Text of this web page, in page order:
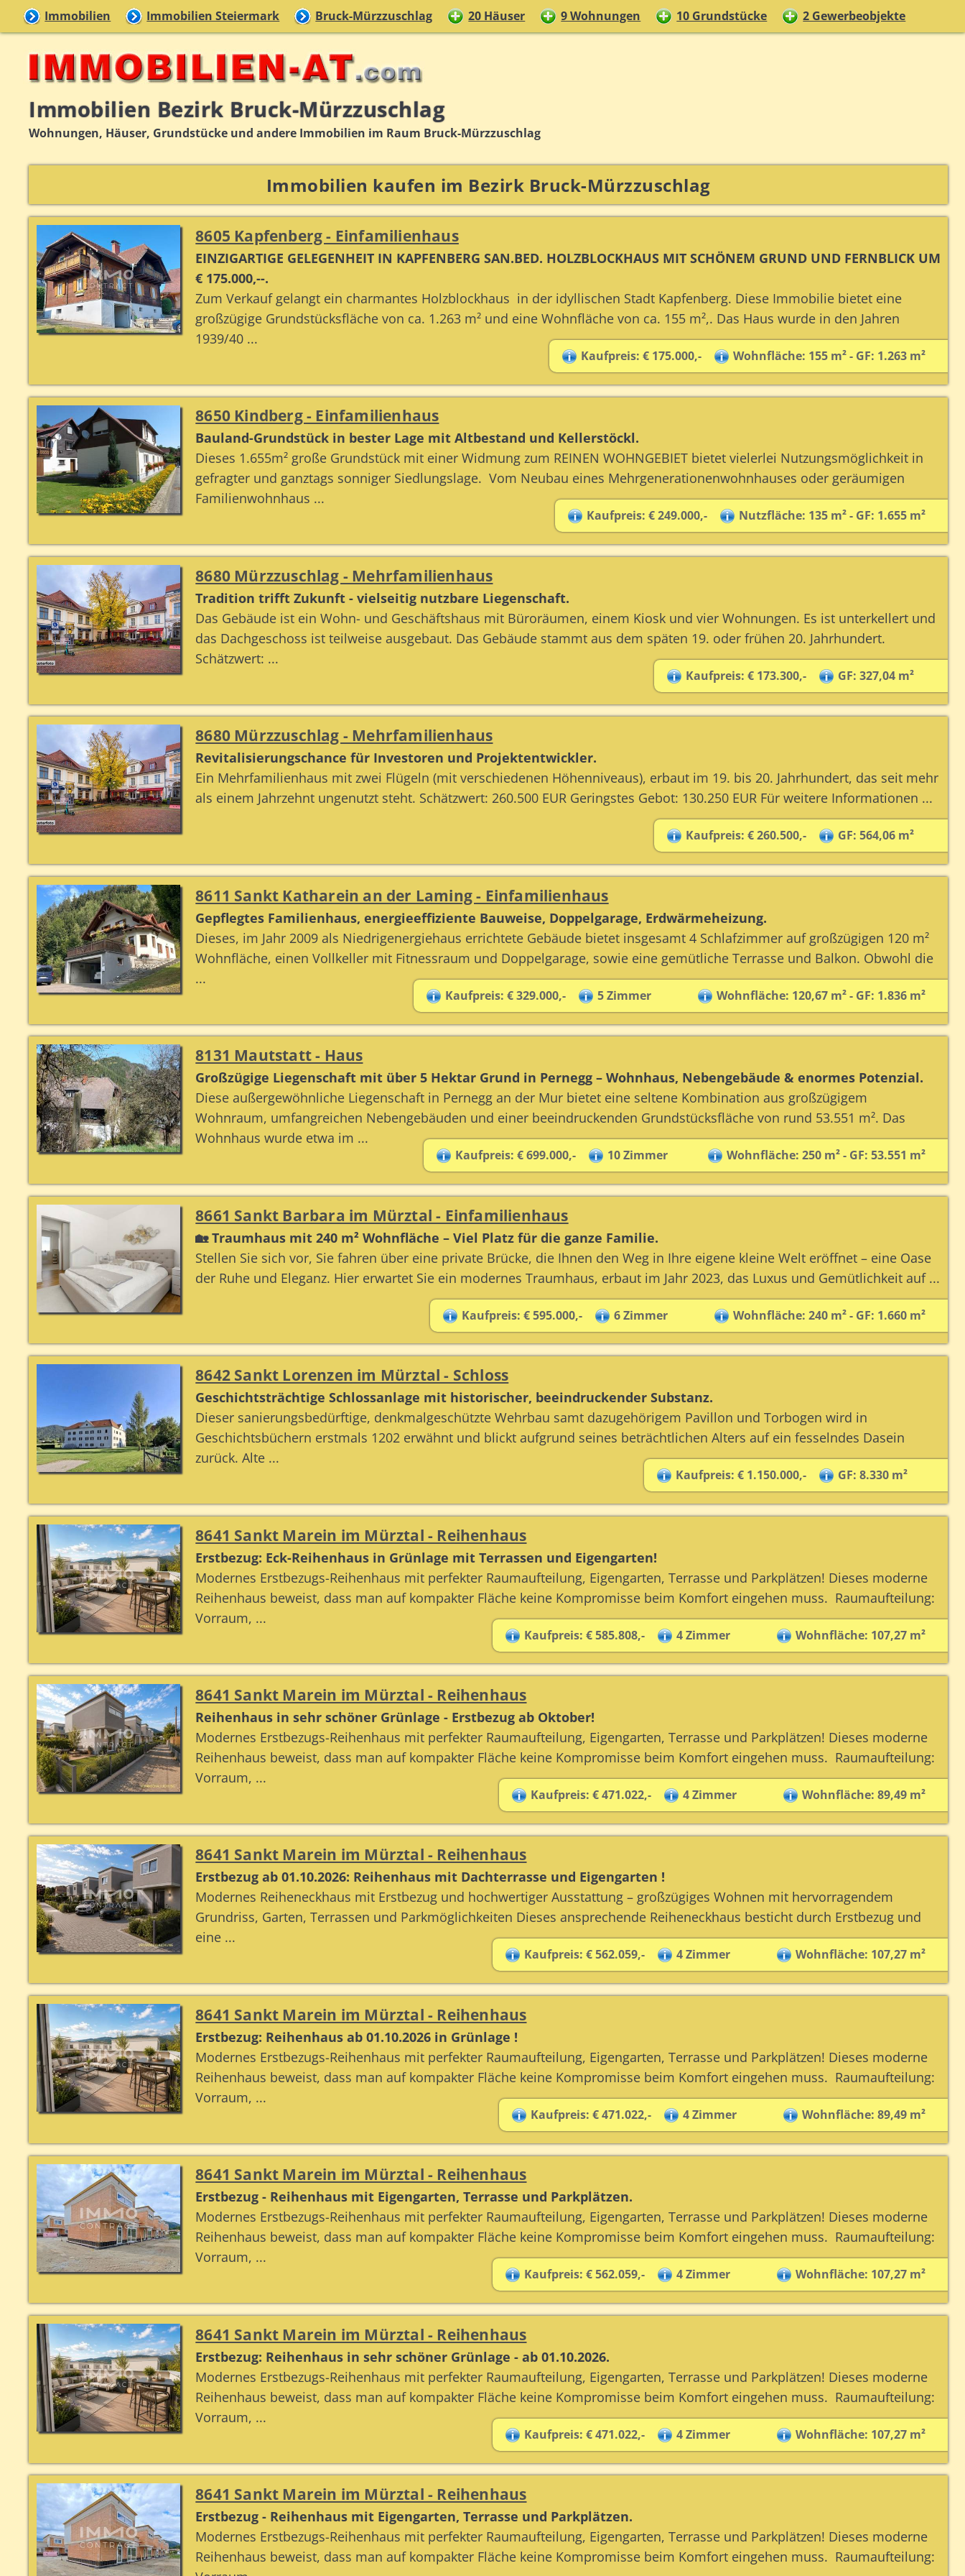
Immobilien Immobilien Steiermark Bruck-Mürzzuschlag 20 Häuser 9 Wohnungen 10 Grundstücke 2 Gewerbeobjekte
Immobilien Bezirk Bruck-Mürzzuschlag
Wohnungen, Häuser, Grundstücke und andere Immobilien im Raum Bruck-Mürzzuschlag
Immobilien kaufen im Bezirk Bruck-Mürzzuschlag
8605 Kapfenberg - Einfamilienhaus
EINZIGARTIGE GELEGENHEIT IN KAPFENBERG SAN.BED. HOLZBLOCKHAUS MIT SCHÖNEM GRUND UND FERNBLICK UM
€ 175.000,--.
Zum Verkauf gelangt ein charmantes Holzblockhaus in der idyllischen Stadt Kapfenberg. Diese Immobilie bietet eine
großzügige Grundstücksfläche von ca. 1.263 m² und eine Wohnfläche von ca. 155 m²,. Das Haus wurde in den Jahren
1939/40 ...
Kaufpreis: € 175.000,- Wohnfläche: 155 m² - GF: 1.263 m²
8650 Kindberg - Einfamilienhaus
Bauland-Grundstück in bester Lage mit Altbestand und Kellerstöckl.
Dieses 1.655m² große Grundstück mit einer Widmung zum REINEN WOHNGEBIET bietet vielerlei Nutzungsmöglichkeit in
gefragter und ganztags sonniger Siedlungslage. Vom Neubau eines Mehrgenerationenwohnhauses oder geräumigen
Familienwohnhaus ...
Kaufpreis: € 249.000,- Nutzfläche: 135 m² - GF: 1.655 m²
8680 Mürzzuschlag - Mehrfamilienhaus
Tradition trifft Zukunft - vielseitig nutzbare Liegenschaft.
Das Gebäude ist ein Wohn- und Geschäftshaus mit Büroräumen, einem Kiosk und vier Wohnungen. Es ist unterkellert und
das Dachgeschoss ist teilweise ausgebaut. Das Gebäude stammt aus dem späten 19. oder frühen 20. Jahrhundert.
Schätzwert: ...
Kaufpreis: € 173.300,- GF: 327,04 m²
8680 Mürzzuschlag - Mehrfamilienhaus
Revitalisierungschance für Investoren und Projektentwickler.
Ein Mehrfamilienhaus mit zwei Flügeln (mit verschiedenen Höhenniveaus), erbaut im 19. bis 20. Jahrhundert, das seit mehr
als einem Jahrzehnt ungenutzt steht. Schätzwert: 260.500 EUR Geringstes Gebot: 130.250 EUR Für weitere Informationen ...
Kaufpreis: € 260.500,- GF: 564,06 m²
8611 Sankt Katharein an der Laming - Einfamilienhaus
Gepflegtes Familienhaus, energieeffiziente Bauweise, Doppelgarage, Erdwärmeheizung.
Dieses, im Jahr 2009 als Niedrigenergiehaus errichtete Gebäude bietet insgesamt 4 Schlafzimmer auf großzügigen 120 m²
Wohnfläche, einen Vollkeller mit Fitnessraum und Doppelgarage, sowie eine gemütliche Terrasse und Balkon. Obwohl die
...
Kaufpreis: € 329.000,- 5 Zimmer Wohnfläche: 120,67 m² - GF: 1.836 m²
8131 Mautstatt - Haus
Großzügige Liegenschaft mit über 5 Hektar Grund in Pernegg – Wohnhaus, Nebengebäude & enormes Potenzial.
Diese außergewöhnliche Liegenschaft in Pernegg an der Mur bietet eine seltene Kombination aus großzügigem
Wohnraum, umfangreichen Nebengebäuden und einer beeindruckenden Grundstücksfläche von rund 53.551 m². Das
Wohnhaus wurde etwa im ...
Kaufpreis: € 699.000,- 10 Zimmer Wohnfläche: 250 m² - GF: 53.551 m²
8661 Sankt Barbara im Mürztal - Einfamilienhaus
🏡 Traumhaus mit 240 m² Wohnfläche – Viel Platz für die ganze Familie.
Stellen Sie sich vor, Sie fahren über eine private Brücke, die Ihnen den Weg in Ihre eigene kleine Welt eröffnet – eine Oase
der Ruhe und Eleganz. Hier erwartet Sie ein modernes Traumhaus, erbaut im Jahr 2023, das Luxus und Gemütlichkeit auf ...
Kaufpreis: € 595.000,- 6 Zimmer Wohnfläche: 240 m² - GF: 1.660 m²
8642 Sankt Lorenzen im Mürztal - Schloss
Geschichtsträchtige Schlossanlage mit historischer, beeindruckender Substanz.
Dieser sanierungsbedürftige, denkmalgeschützte Wehrbau samt dazugehörigem Pavillon und Torbogen wird in
Geschichtsbüchern erstmals 1202 erwähnt und blickt aufgrund seines beträchtlichen Alters auf ein fesselndes Dasein
zurück. Alte ...
Kaufpreis: € 1.150.000,- GF: 8.330 m²
8641 Sankt Marein im Mürztal - Reihenhaus
Erstbezug: Eck-Reihenhaus in Grünlage mit Terrassen und Eigengarten!
Modernes Erstbezugs-Reihenhaus mit perfekter Raumaufteilung, Eigengarten, Terrasse und Parkplätzen! Dieses moderne
Reihenhaus beweist, dass man auf kompakter Fläche keine Kompromisse beim Komfort eingehen muss. Raumaufteilung:
Vorraum, ...
Kaufpreis: € 585.808,- 4 Zimmer Wohnfläche: 107,27 m²
8641 Sankt Marein im Mürztal - Reihenhaus
Reihenhaus in sehr schöner Grünlage - Erstbezug ab Oktober!
Modernes Erstbezugs-Reihenhaus mit perfekter Raumaufteilung, Eigengarten, Terrasse und Parkplätzen! Dieses moderne
Reihenhaus beweist, dass man auf kompakter Fläche keine Kompromisse beim Komfort eingehen muss. Raumaufteilung:
Vorraum, ...
Kaufpreis: € 471.022,- 4 Zimmer Wohnfläche: 89,49 m²
8641 Sankt Marein im Mürztal - Reihenhaus
Erstbezug ab 01.10.2026: Reihenhaus mit Dachterrasse und Eigengarten !
Modernes Reiheneckhaus mit Erstbezug und hochwertiger Ausstattung – großzügiges Wohnen mit hervorragendem
Grundriss, Garten, Terrassen und Parkmöglichkeiten Dieses ansprechende Reiheneckhaus besticht durch Erstbezug und
eine ...
Kaufpreis: € 562.059,- 4 Zimmer Wohnfläche: 107,27 m²
8641 Sankt Marein im Mürztal - Reihenhaus
Erstbezug: Reihenhaus ab 01.10.2026 in Grünlage !
Modernes Erstbezugs-Reihenhaus mit perfekter Raumaufteilung, Eigengarten, Terrasse und Parkplätzen! Dieses moderne
Reihenhaus beweist, dass man auf kompakter Fläche keine Kompromisse beim Komfort eingehen muss. Raumaufteilung:
Vorraum, ...
Kaufpreis: € 471.022,- 4 Zimmer Wohnfläche: 89,49 m²
8641 Sankt Marein im Mürztal - Reihenhaus
Erstbezug - Reihenhaus mit Eigengarten, Terrasse und Parkplätzen.
Modernes Erstbezugs-Reihenhaus mit perfekter Raumaufteilung, Eigengarten, Terrasse und Parkplätzen! Dieses moderne
Reihenhaus beweist, dass man auf kompakter Fläche keine Kompromisse beim Komfort eingehen muss. Raumaufteilung:
Vorraum, ...
Kaufpreis: € 562.059,- 4 Zimmer Wohnfläche: 107,27 m²
8641 Sankt Marein im Mürztal - Reihenhaus
Erstbezug: Reihenhaus in sehr schöner Grünlage - ab 01.10.2026.
Modernes Erstbezugs-Reihenhaus mit perfekter Raumaufteilung, Eigengarten, Terrasse und Parkplätzen! Dieses moderne
Reihenhaus beweist, dass man auf kompakter Fläche keine Kompromisse beim Komfort eingehen muss. Raumaufteilung:
Vorraum, ...
Kaufpreis: € 471.022,- 4 Zimmer Wohnfläche: 107,27 m²
8641 Sankt Marein im Mürztal - Reihenhaus
Erstbezug - Reihenhaus mit Eigengarten, Terrasse und Parkplätzen.
Modernes Erstbezugs-Reihenhaus mit perfekter Raumaufteilung, Eigengarten, Terrasse und Parkplätzen! Dieses moderne
Reihenhaus beweist, dass man auf kompakter Fläche keine Kompromisse beim Komfort eingehen muss. Raumaufteilung: